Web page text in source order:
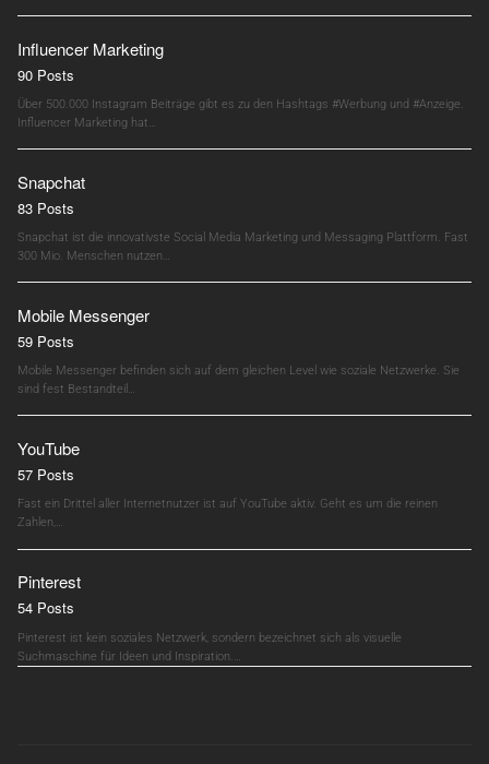
Influencer Marketing
90 Posts
Über 500.000 Instagram Beiträge gibt es zu den Hashtags #Werbung und #Anzeige.
Influencer Marketing hat…
Snapchat
83 Posts
Snapchat ist die innovativste Social Media Marketing und Messaging Plattform. Fast
300 Mio. Menschen nutzen…
Mobile Messenger
59 Posts
Mobile Messenger befinden sich auf dem gleichen Level wie soziale Netzwerke. Sie
sind fest Bestandteil…
YouTube
57 Posts
Fast ein Drittel aller Internetnutzer ist auf YouTube aktiv. Geht es um die reinen
Zahlen,…
Pinterest
54 Posts
Pinterest ist kein soziales Netzwerk, sondern bezeichnet sich als visuelle
Suchmaschine für Ideen und Inspiration.…